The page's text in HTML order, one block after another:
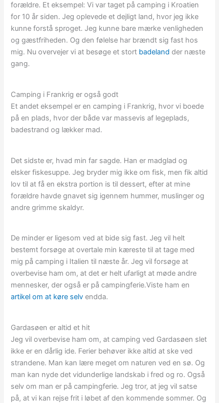
forældre. Et eksempel: Vi var taget på camping i Kroatien
for 10 år siden. Jeg oplevede et dejligt land, hvor jeg ikke
kunne forstå sproget. Jeg kunne bare mærke venligheden
og gæstfriheden. Og den følelse har brændt sig fast hos
mig. Nu overvejer vi at besøge et stort badeland der næste
gang.
Camping i Frankrig er også godt
Et andet eksempel er en camping i Frankrig, hvor vi boede
på en plads, hvor der både var massevis af legeplads,
badestrand og lækker mad.
Det sidste er, hvad min far sagde. Han er madglad og
elsker fiskesuppe. Jeg bryder mig ikke om fisk, men fik altid
lov til at få en ekstra portion is til dessert, efter at mine
forældre havde gnavet sig igennem hummer, muslinger og
andre grimme skaldyr.
De minder er ligesom ved at bide sig fast. Jeg vil helt
bestemt forsøge at overtale min kæreste til at tage med
mig på camping i Italien til næste år. Jeg vil forsøge at
overbevise ham om, at det er helt ufarligt at møde andre
mennesker, der også er på campingferie.Viste ham en
artikel om at køre selv endda.
Gardasøen er altid et hit
Jeg vil overbevise ham om, at camping ved Gardasøen slet
ikke er en dårlig ide. Ferier behøver ikke altid at ske ved
strandene. Man kan lære meget om naturen ved en sø. Og
man kan nyde det vidunderlige landskab i fred og ro. Også
selv om man er på campingferie. Jeg tror, at jeg vil satse
på, at vi kan rejse frit i løbet af den kommende sommer. Og